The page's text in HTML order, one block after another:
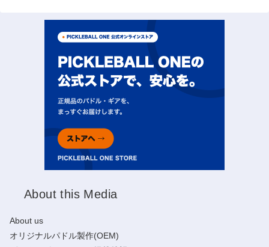
About this Media
About us
オリジナルパドル製作(OEM)